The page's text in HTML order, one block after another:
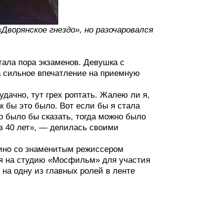
гнездо», но разочаровался
пора экзаменов. Девушка с
впечатление на приемную
тут грех роптать. Жалею ли я,
бы это было. Вот если бы я стала
было бы сказать, тогда можно было
40 лет», — делилась своими
со знаменитым режиссером
на студию «Мосфильм» для участия
одну из главных ролей в ленте